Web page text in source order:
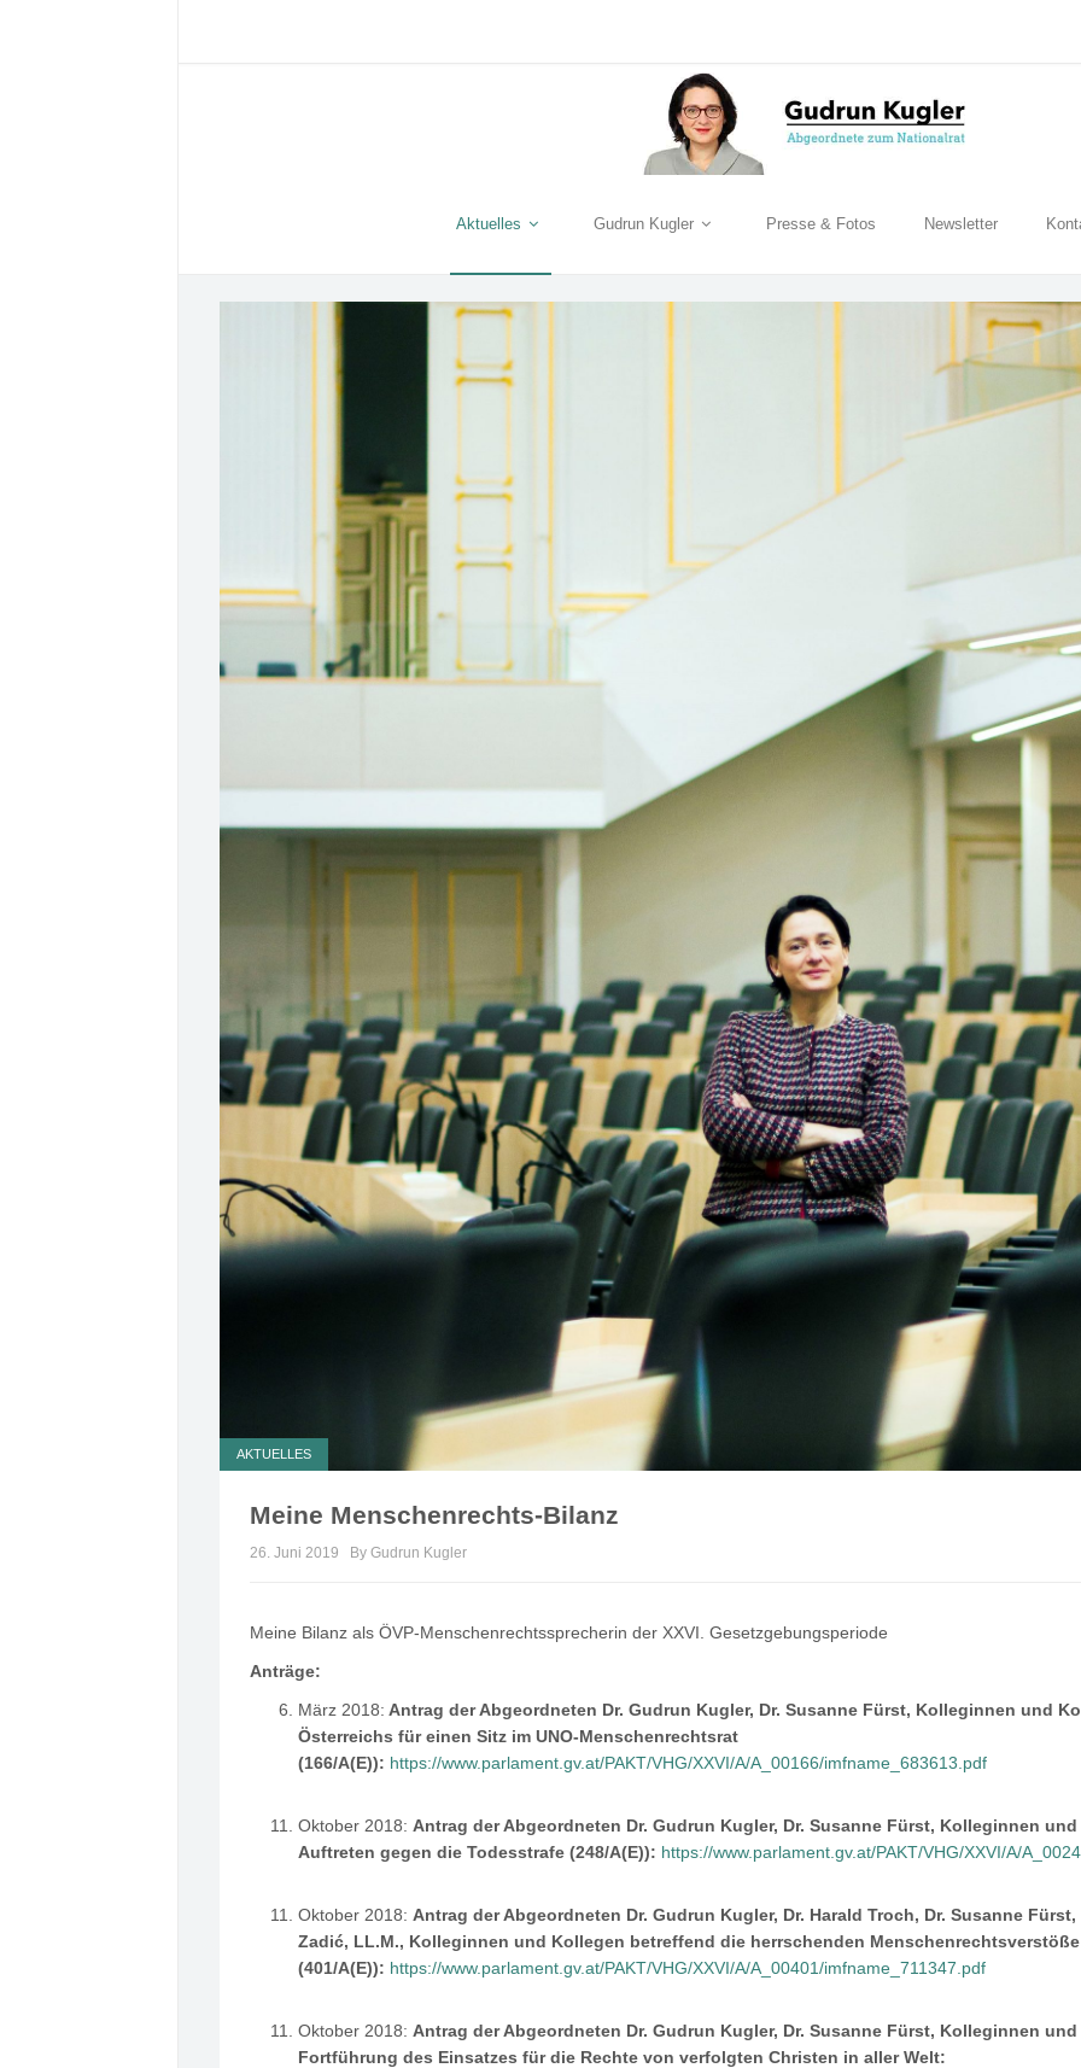
Aktuelles Gudrun Kugler Presse & Fotos Newsletter
AKTUELLES
Meine Menschenrechts-Bilanz
26. Juni 2019 By Gudrun Kugler
Meine Bilanz als ÖVP-Menschenrechtssprecherin der XXVI. Gesetzgebungsperiode
Anträge:
März 2018: Antrag der Abgeordneten Dr. Gudrun Kugler, Dr. Susanne Fürst, Kolleginnen und
Österreichs für einen Sitz im UNO-Menschenrechtsrat
(166/A(E)): https://www.parlament.gv.at/PAKT/VHG/XXVI/A/A_00166/imfname_683613.pdf
Oktober 2018: Antrag der Abgeordneten Dr. Gudrun Kugler, Dr. Susanne Fürst, Kolleginnen
Auftreten gegen die Todesstrafe (248/A(E)): https://www.parlament.gv.at/PAKT/VHG/XXVI/A/
Oktober 2018: Antrag der Abgeordneten Dr. Gudrun Kugler, Dr. Harald Troch, Dr. Susanne
Zadić, LL.M., Kolleginnen und Kollegen betreffend die herrschenden
(401/A(E)): https://www.parlament.gv.at/PAKT/VHG/XXVI/A/A_00401/imfname_711347.pdf
Oktober 2018: Antrag der Abgeordneten Dr. Gudrun Kugler, Dr. Susanne Fürst, Kolleginnen
Fortführung des Einsatzes für die Rechte von verfolgten Christen in aller Welt: